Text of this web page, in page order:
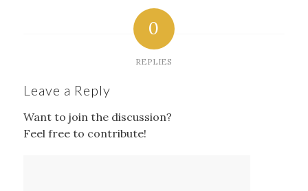
0
REPLIES
Leave a Reply
Want to join the discussion?
Feel free to contribute!